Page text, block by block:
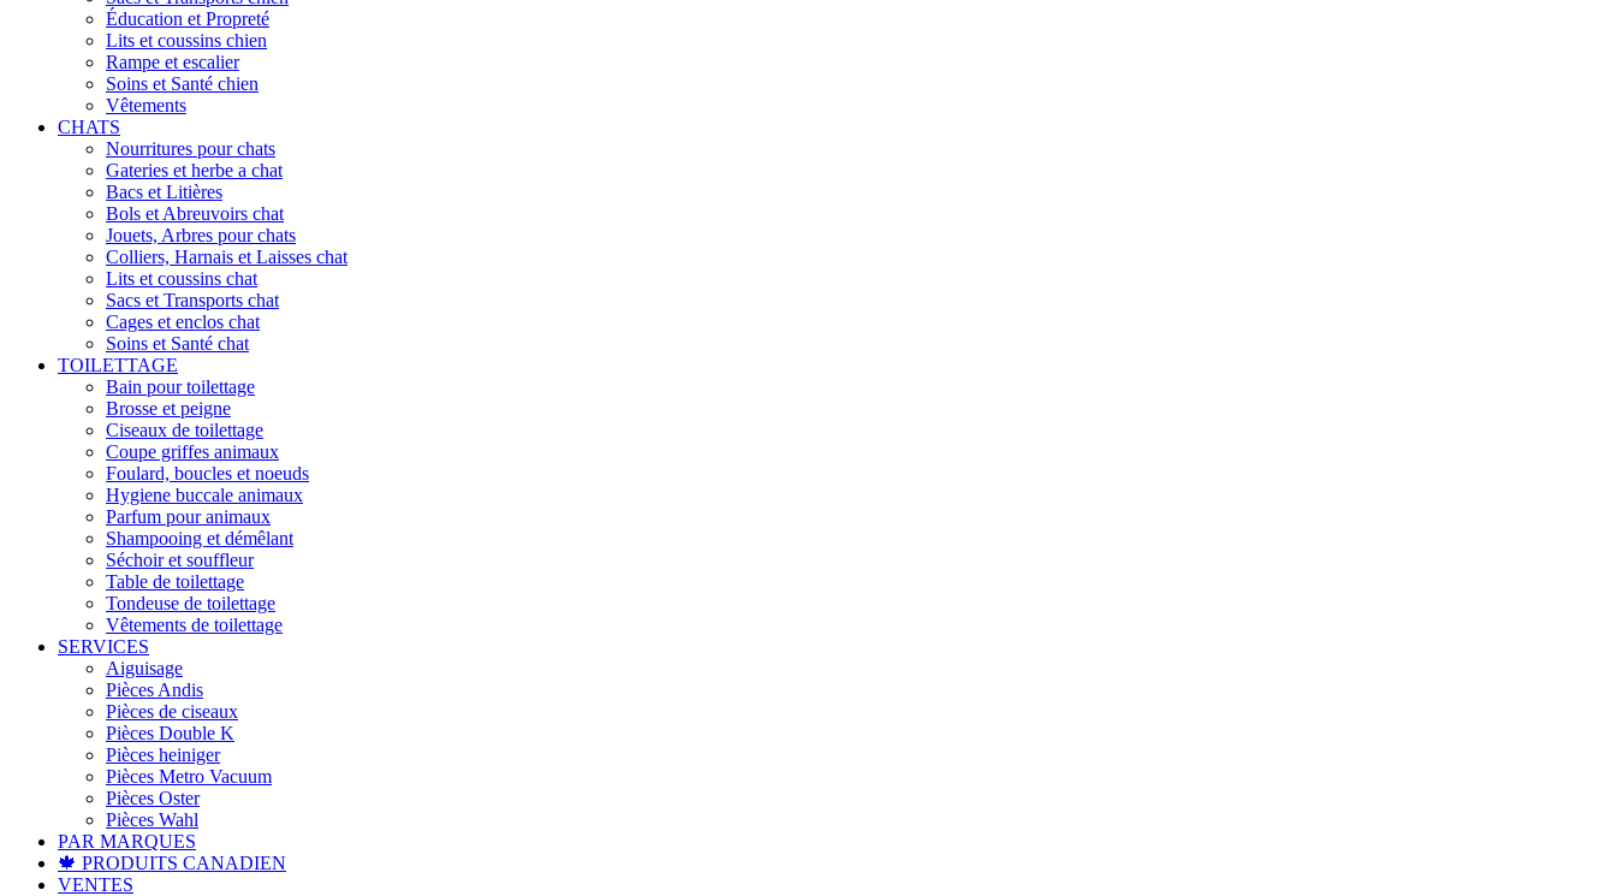
Éducation et Propreté
Lits et coussins chien
Rampe et escalier
Soins et Santé chien
Vêtements
CHATS
Nourritures pour chats
Gateries et herbe a chat
Bacs et Litières
Bols et Abreuvoirs chat
Jouets, Arbres pour chats
Colliers, Harnais et Laisses chat
Lits et coussins chat
Sacs et Transports chat
Cages et enclos chat
Soins et Santé chat
TOILETTAGE
Bain pour toilettage
Brosse et peigne
Ciseaux de toilettage
Coupe griffes animaux
Foulard, boucles et noeuds
Hygiene buccale animaux
Parfum pour animaux
Shampooing et démêlant
Séchoir et souffleur
Table de toilettage
Tondeuse de toilettage
Vêtements de toilettage
SERVICES
Aiguisage
Pièces Andis
Pièces de ciseaux
Pièces Double K
Pièces heiniger
Pièces Metro Vacuum
Pièces Oster
Pièces Wahl
PAR MARQUES
🍁 PRODUITS CANADIEN
VENTES